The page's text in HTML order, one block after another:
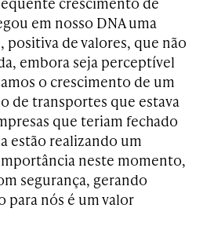
em nosso DNA uma
positiva de valores, que não
embora seja perceptível
o crescimento de um
de transportes que estava
que teriam fechado
estão realizando um
neste momento,
segurança, gerando
para nós é um valor